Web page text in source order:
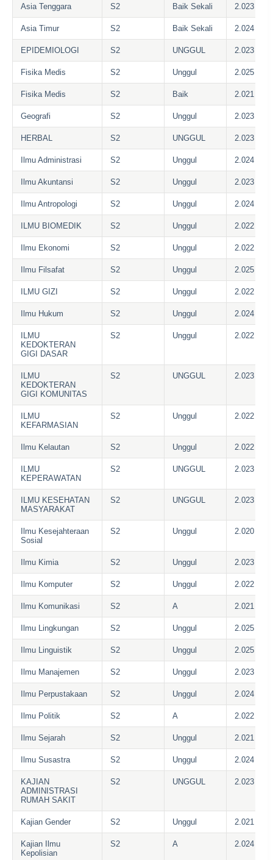
Asia Tenggara S2 Baik Sekali 2.023
Asia Timur S2 Baik Sekali 2.024
EPIDEMIOLOGI S2 UNGGUL 2.023
Fisika Medis S2 Unggul 2.025
Fisika Medis S2 Baik 2.021
Geografi S2 Unggul 2.023
HERBAL S2 UNGGUL 2.023
Ilmu Administrasi S2 Unggul 2.024
Ilmu Akuntansi S2 Unggul 2.023
Ilmu Antropologi S2 Unggul 2.024
ILMU BIOMEDIK S2 Unggul 2.022
Ilmu Ekonomi S2 Unggul 2.022
Ilmu Filsafat S2 Unggul 2.025
ILMU GIZI S2 Unggul 2.022
Ilmu Hukum S2 Unggul 2.024
ILMU
KEDOKTERAN
GIGI DASAR
S2 Unggul 2.022
ILMU
KEDOKTERAN
GIGI KOMUNITAS
S2 UNGGUL 2.023
ILMU
KEFARMASIAN
S2 Unggul 2.022
Ilmu Kelautan S2 Unggul 2.022
ILMU
KEPERAWATAN
S2 UNGGUL 2.023
ILMU KESEHATAN
MASYARAKAT
S2 UNGGUL 2.023
Ilmu Kesejahteraan
Sosial
S2 Unggul 2.020
Ilmu Kimia S2 Unggul 2.023
Ilmu Komputer S2 Unggul 2.022
Ilmu Komunikasi S2 A 2.021
Ilmu Lingkungan S2 Unggul 2.025
Ilmu Linguistik S2 Unggul 2.025
Ilmu Manajemen S2 Unggul 2.023
Ilmu Perpustakaan S2 Unggul 2.024
Ilmu Politik S2 A 2.022
Ilmu Sejarah S2 Unggul 2.021
Ilmu Susastra S2 Unggul 2.024
KAJIAN
ADMINISTRASI
RUMAH SAKIT
S2 UNGGUL 2.023
Kajian Gender S2 Unggul 2.021
Kajian Ilmu
Kepolisian
S2 A 2.024